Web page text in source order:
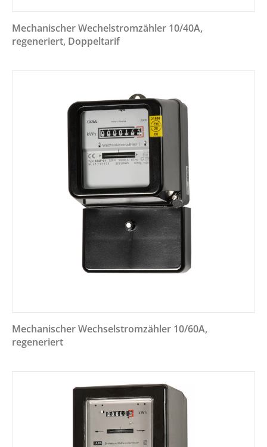
Mechanischer Wechelstromzähler 10/40A,
regeneriert, Doppeltarif
Mechanischer Wechselstromzähler 10/60A,
regeneriert